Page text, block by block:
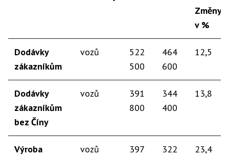
Změny
v %
​Dodávky
zákazníkům
​vozů
​522
500
​464
600
​​12,5
Dodávky
zákazníkům
bez Číny​
​vozů
​391
800
​344
400
​13,8
​Výroba ​vozů
​397
​322
​23,4